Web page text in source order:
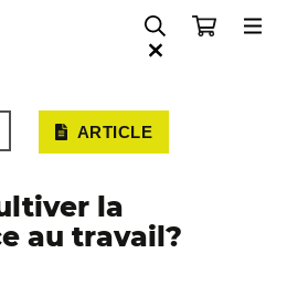
ARTICLE
la
au travail?